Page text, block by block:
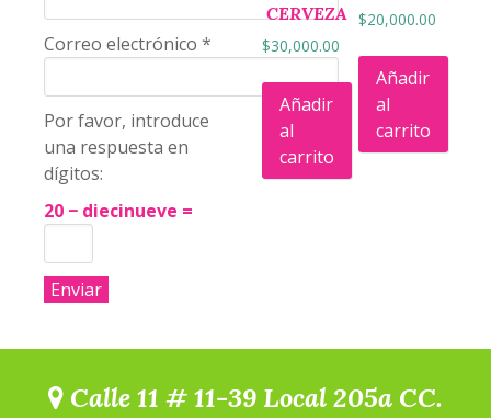
Correo electrónico *
Por favor, introduce
una respuesta en
dígitos:
20 − diecinueve =
CERVEZA
$30,000.00
Añadir
al
carrito
$20,000.00
Añadir
al
carrito
Calle 11 # 11-39 Local 205a CC.